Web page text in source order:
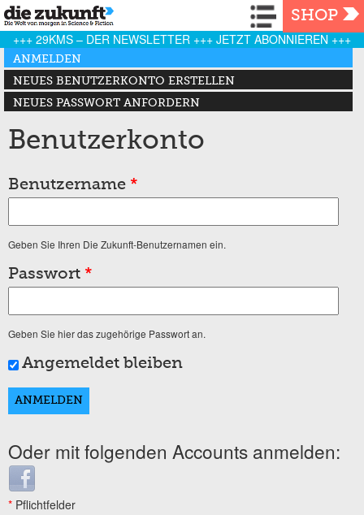
Navigation
SHOP
+++ 29KMS – DER NEWSLETTER +++ JETZT ABONNIEREN +++
Haupt-Reiter
ANMELDEN
(AKTIVER REITER)
NEUES BENUTZERKONTO ERSTELLEN
NEUES PASSWORT ANFORDERN
Benutzerkonto
Benutzername *
Geben Sie Ihren Die Zukunft-Benutzernamen ein.
Passwort *
Geben Sie hier das zugehörige Passwort an.
Angemeldet bleiben
Oder mit folgenden Accounts anmelden:
Login with Facebook
* Pflichtfelder